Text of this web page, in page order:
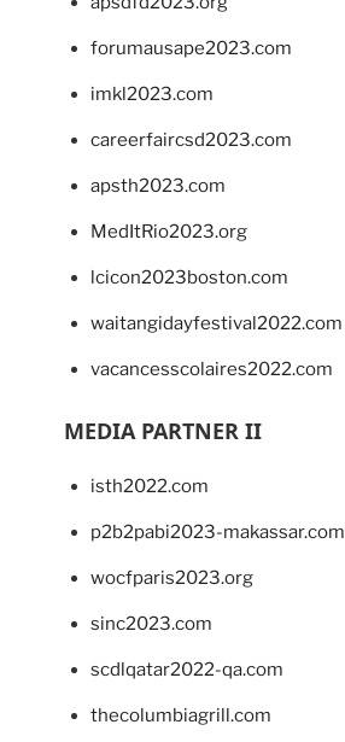
forumausape2023.com
imkl2023.com
careerfaircsd2023.com
apsth2023.com
MedItRio2023.org
lcicon2023boston.com
waitangidayfestival2022.com
vacancesscolaires2022.com
MEDIA PARTNER II
isth2022.com
p2b2pabi2023-makassar.com
wocfparis2023.org
sinc2023.com
scdlqatar2022-qa.com
thecolumbiagrill.com